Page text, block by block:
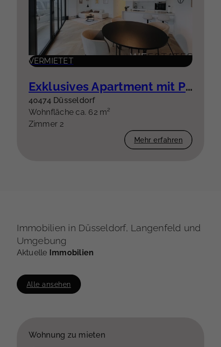
VERMIETET
Exklusives Apartment mit Panoramablick über Düsseldorf und den Rhein
40474 Düsseldorf
Wohnfläche ca. 62 m²
Zimmer 2
Mehr erfahren
Immobilien in Düsseldorf, Langenfeld und
Umgebung
Aktuelle Immobilien
Alle ansehen
Wohnung zu mieten